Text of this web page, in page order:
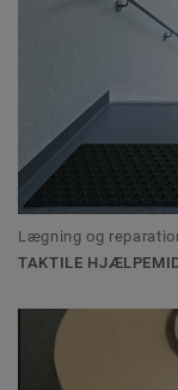
Lægning og
TAKTILE